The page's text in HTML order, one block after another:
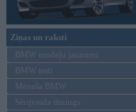
Ziņas un raksti
BMW modeļu jaunumi
BMW testi
Mēneša BMW
Sērijveida tūnings